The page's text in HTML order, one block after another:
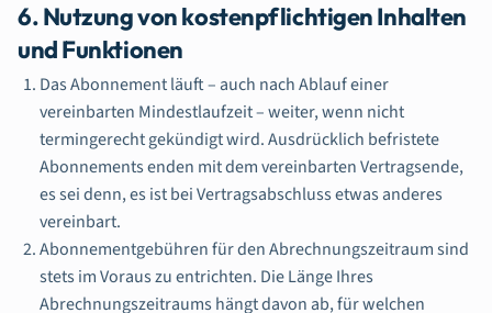
6. Nutzung von kostenpflichtigen Inhalten
und Funktionen
Das Abonnement läuft – auch nach Ablauf einer
vereinbarten Mindestlaufzeit – weiter, wenn nicht
termingerecht gekündigt wird. Ausdrücklich befristete
Abonnements enden mit dem vereinbarten Vertragsende,
es sei denn, es ist bei Vertragsabschluss etwas anderes
vereinbart.
Abonnementgebühren für den Abrechnungszeitraum sind
stets im Voraus zu entrichten. Die Länge Ihres
Abrechnungszeitraums hängt davon ab, für welchen